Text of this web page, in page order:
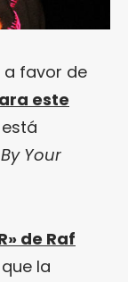
a favor de
este
Your
de Raf
la